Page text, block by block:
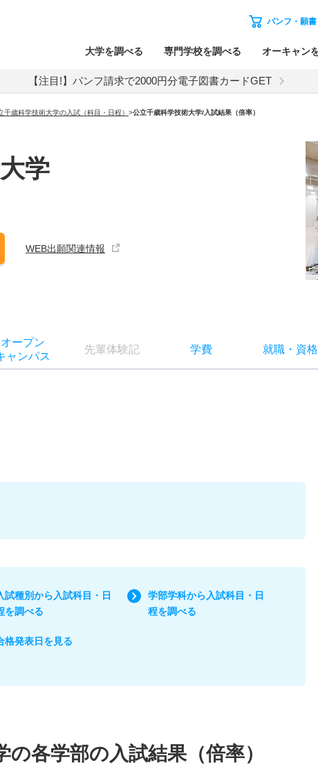
パンフ・願書
大学を調べる 専門学校を調べる オーキャン
【注目!】パンフ請求で2000円分電子図書カードGET
千歳科学技術大学の入試（科目・日程） >公立千歳科学技術大学/入試結果（倍率）
学
WEB出願関連情報
オープン
ャンパス
先輩体験記 学費 就職・ 資格
試種別から入試科目・日
を調べる
学部学科から入試科目・日
程を調べる
格発表日を見る
各学部の入試結果（倍率）